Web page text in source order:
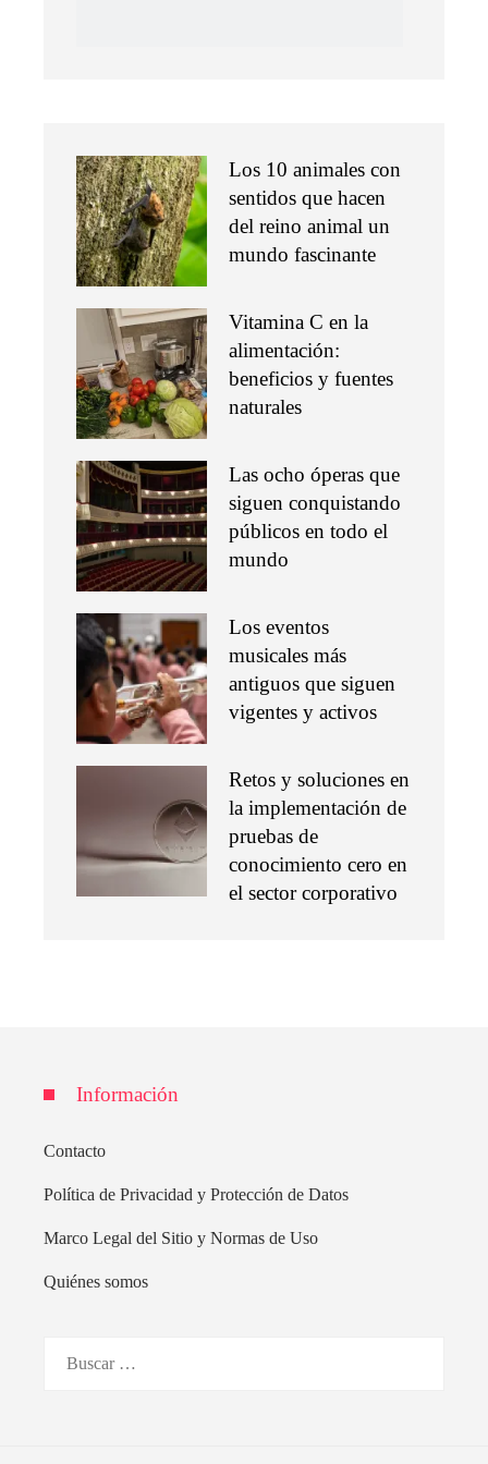
Retos y soluciones en
la implementación de
pruebas de
conocimiento cero en
Información
Contacto
Política de Privacidad y Protección de Datos
Marco Legal del Sitio y Normas de Uso
Quiénes somos
© 2020 Todos los derechos Reservados.